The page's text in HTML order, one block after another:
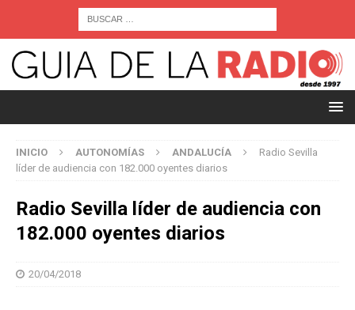
INICIO AUTONOMÍAS ANDALUCÍA
Radio Sevilla
líder de audiencia con 182.000 oyentes diarios
Radio Sevilla líder de audiencia con
182.000 oyentes diarios
20/04/2018